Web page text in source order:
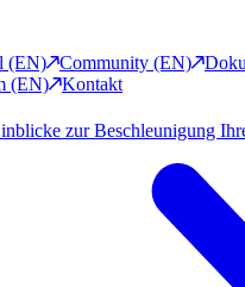
(EN)
Community (EN)
(EN) Kontakt
zur Beschleunigung